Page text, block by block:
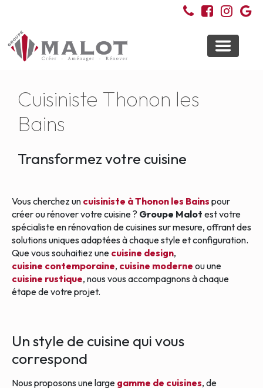
Toggle
Cuisiniste Thonon les
Bains
Transformez votre cuisine
Vous cherchez un cuisiniste à Thonon les Bains pour
créer ou rénover votre cuisine ? Groupe Malot est votre
spécialiste en rénovation de cuisines sur mesure, offrant des
solutions uniques adaptées à chaque style et configuration.
Que vous souhaitiez une cuisine design,
cuisine contemporaine, cuisine moderne ou une
cuisine rustique, nous vous accompagnons à chaque
étape de votre projet.
Un style de cuisine qui vous
correspond
Nous proposons une large gamme de cuisines, de